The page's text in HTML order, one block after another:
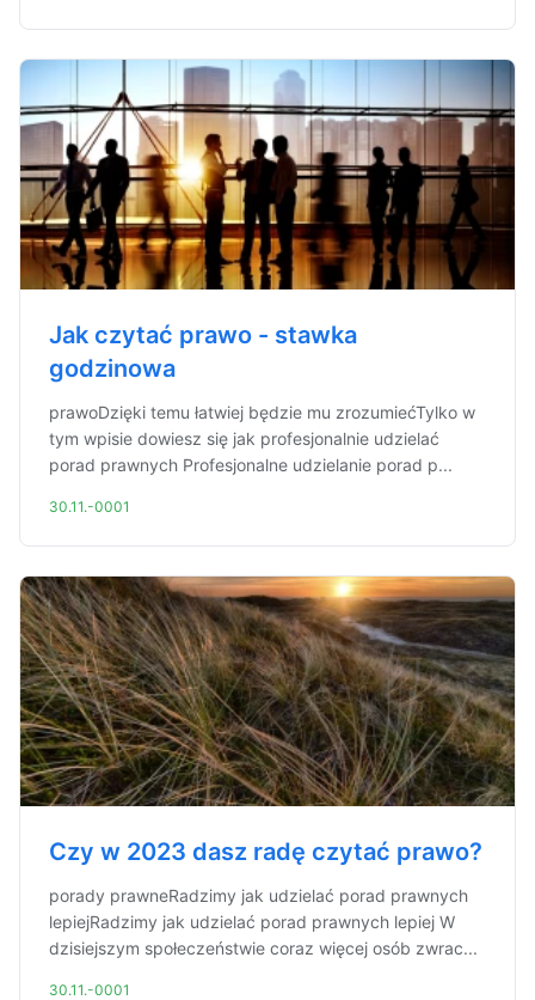
Jak czytać prawo - stawka
godzinowa
prawoDzięki temu łatwiej będzie mu zrozumiećTylko w
tym wpisie dowiesz się jak profesjonalnie udzielać
porad prawnych Profesjonalne udzielanie porad p...
30.11.-0001
Czy w 2023 dasz radę czytać prawo?
porady prawneRadzimy jak udzielać porad prawnych
lepiejRadzimy jak udzielać porad prawnych lepiej W
dzisiejszym społeczeństwie coraz więcej osób zwrac...
30.11.-0001